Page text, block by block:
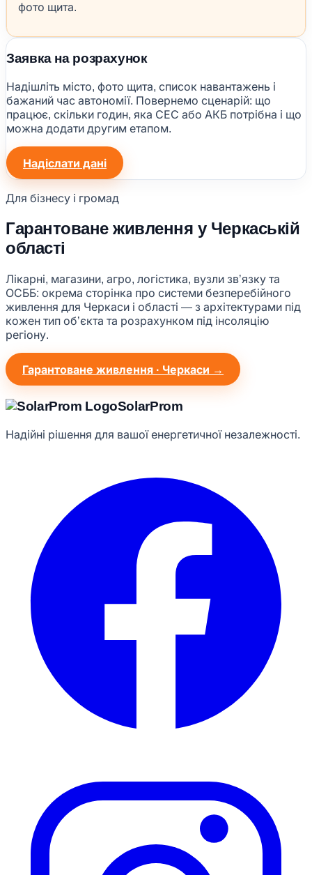
фото щита.
Заявка на розрахунок
Надішліть місто, фото щита, список навантажень і
бажаний час автономії. Повернемо сценарій: що
працює, скільки годин, яка СЕС або АКБ потрібна і що
можна додати другим етапом.
Надіслати дані
Для бізнесу і громад
Гарантоване живлення у Черкаській
області
Лікарні, магазини, агро, логістика, вузли звʼязку та
ОСББ: окрема сторінка про системи безперебійного
живлення для Черкаси і області — з архітектурами під
кожен тип обʼєкта та розрахунком під інсоляцію
регіону.
Гарантоване живлення · Черкаси →
SolarProm
Надійні рішення для вашої енергетичної незалежності.